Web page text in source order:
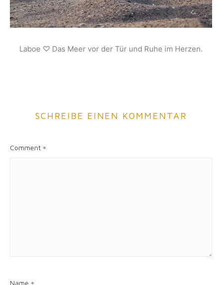
Laboe ♡ Das Meer vor der Tür und Ruhe im Herzen.
SCHREIBE EINEN KOMMENTAR
Comment *
Name